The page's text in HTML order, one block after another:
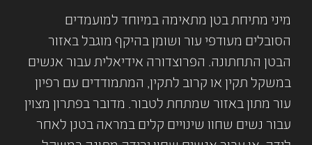
מיני מתיחת בטן מתאימה במיוחד למועמדים
הסובלים מעודפי עור ושומן בהיקף מוגבל באזור
הבטן התחתונה. הפרוצדורה אידיאלית עבור אנשים
במשקל תקין או קרוב לתקין, המתמודדים עם רפיון
עור מתון באזור שמתחת לטבור. מדובר בפתרון מצוין
עבור נשים שחוו שינויים קלים במראה בטנן לאחר